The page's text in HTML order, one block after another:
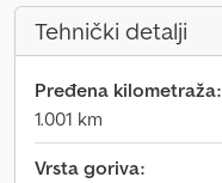
Tehnički detalji
Pređena kilometraža:
1.001 km
Vrsta goriva: